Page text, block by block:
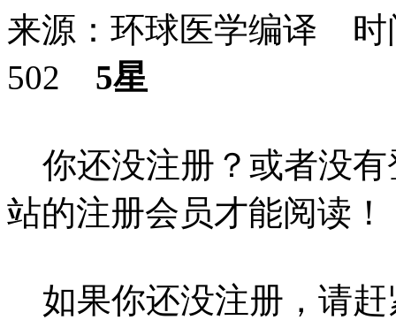
来源：环球医学编译 时
502 5星
你还没注册？或者没有
站的注册会员才能阅读！
如果你还没注册，请赶